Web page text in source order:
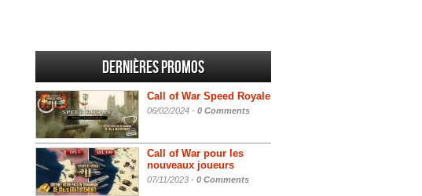
Dernières promos
Call of War Speed Royale
06/02/2024 - 0 Comments
Call of War pour les
nouveaux joueurs
07/11/2023 - 0 Comments